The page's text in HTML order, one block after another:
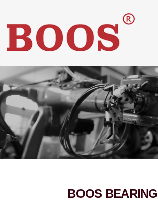
更多详情
BOOS BEARING